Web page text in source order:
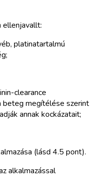
platinatartalmú
clearance
beteg megítélése szerint
annak kockázatait;
(lásd 4.5 pont).
alkalmazással